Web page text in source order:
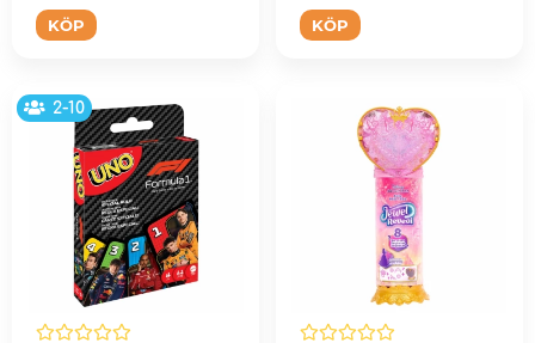
KÖP KÖP
2-10